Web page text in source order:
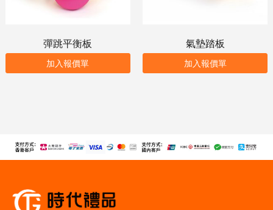
彈跳平衡板
加入報價單
氣墊踏板
加入報價單